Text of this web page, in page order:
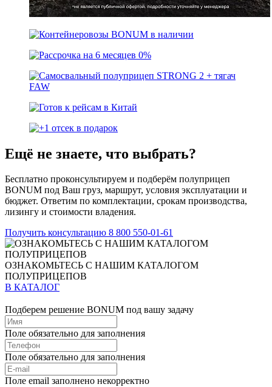
Ещё не знаете, что выбрать?
Бесплатно проконсультируем и подберём полуприцеп
BONUM под Ваш груз, маршрут, условия эксплуатации и
бюджет. Ответим по комплектации, срокам производства,
лизингу и стоимости владения.
Получить консультацию 8 800 550-01-61
ОЗНАКОМЬТЕСЬ С НАШИМ КАТАЛОГОМ
ПОЛУПРИЦЕПОВ
В КАТАЛОГ
Подберем решение BONUM под вашу задачу
Поле обязательно для заполнения
Поле обязательно для заполнения
Поле email заполнено некорректно